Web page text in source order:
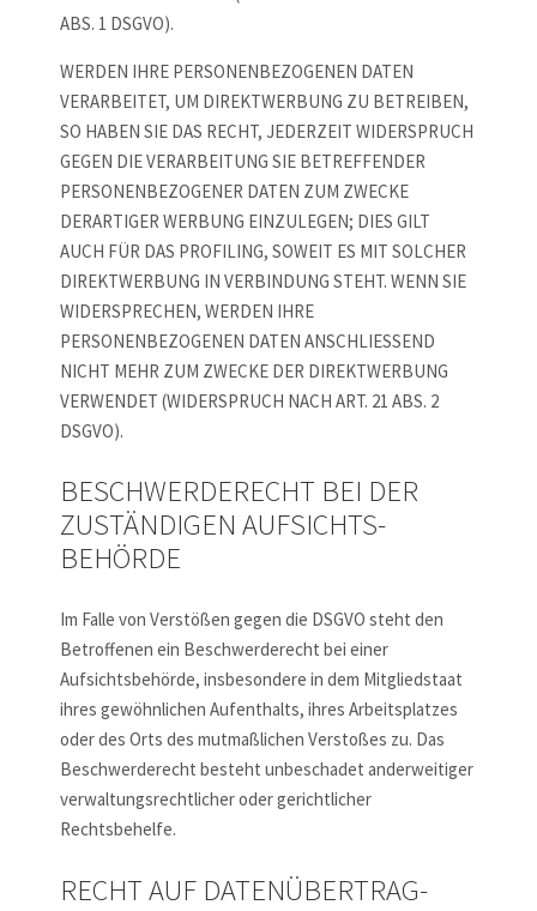
ABS. 1 DSGVO).
WERDEN IHRE PERSONENBEZOGENEN DATEN
VERARBEITET, UM DIREKTWERBUNG ZU BETREIBEN,
SO HABEN SIE DAS RECHT, JEDERZEIT WIDERSPRUCH
GEGEN DIE VERARBEITUNG SIE BETREFFENDER
PERSONENBEZOGENER DATEN ZUM ZWECKE
DERARTIGER WERBUNG EINZULEGEN; DIES GILT
AUCH FÜR DAS PROFILING, SOWEIT ES MIT SOLCHER
DIREKTWERBUNG IN VERBINDUNG STEHT. WENN SIE
WIDERSPRECHEN, WERDEN IHRE
PERSONENBEZOGENEN DATEN ANSCHLIESSEND
NICHT MEHR ZUM ZWECKE DER DIREKTWERBUNG
VERWENDET (WIDERSPRUCH NACH ART. 21 ABS. 2
DSGVO).
BESCHWERDE­RECHT BEI DER
ZUSTÄNDIGEN AUFSICHTS­
BEHÖRDE
Im Falle von Verstößen gegen die DSGVO steht den
Betroffenen ein Beschwerderecht bei einer
Aufsichtsbehörde, insbesondere in dem Mitgliedstaat
ihres gewöhnlichen Aufenthalts, ihres Arbeitsplatzes
oder des Orts des mutmaßlichen Verstoßes zu. Das
Beschwerderecht besteht unbeschadet anderweitiger
verwaltungsrechtlicher oder gerichtlicher
Rechtsbehelfe.
RECHT AUF DATEN­ÜBERTRAG­